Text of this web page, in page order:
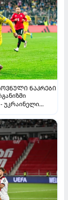
ᲜᲐᲙᲠᲔᲑᲘ
უკრაინელი